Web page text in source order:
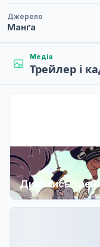
Джерело
Манґа
Медіа
Трейлер і
Дивитись